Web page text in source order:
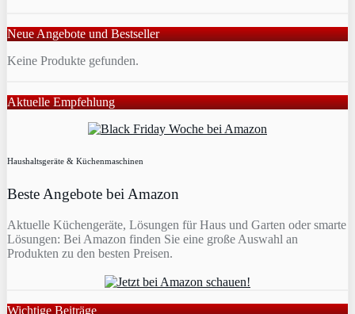
Neue Angebote und Bestseller
Keine Produkte gefunden.
Aktuelle Empfehlung
Haushaltsgeräte & Küchenmaschinen
Beste Angebote bei Amazon
Aktuelle Küchengeräte, Lösungen für Haus und Garten oder smarte
Lösungen: Bei Amazon finden Sie eine große Auswahl an
Produkten zu den besten Preisen.
Wichtige Beiträge